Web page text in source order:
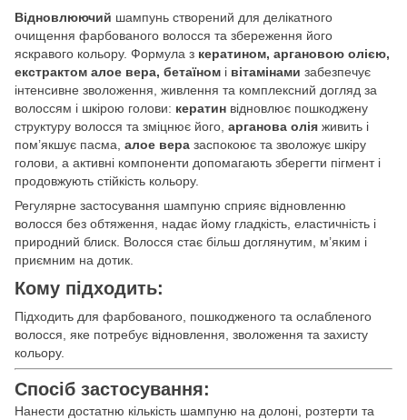
Відновлюючий шампунь створений для делікатного
очищення фарбованого волосся та збереження його
яскравого кольору. Формула з кератином, аргановою олією,
екстрактом алое вера, бетаїном і вітамінами забезпечує
інтенсивне зволоження, живлення та комплексний догляд за
волоссям і шкірою голови: кератин відновлює пошкоджену
структуру волосся та зміцнює його, арганова олія живить і
пом’якшує пасма, алое вера заспокоює та зволожує шкіру
голови, а активні компоненти допомагають зберегти пігмент і
продовжують стійкість кольору.
Регулярне застосування шампуню сприяє відновленню
волосся без обтяження, надає йому гладкість, еластичність і
природний блиск. Волосся стає більш доглянутим, м’яким і
приємним на дотик.
Кому підходить:
Підходить для фарбованого, пошкодженого та ослабленого
волосся, яке потребує відновлення, зволоження та захисту
кольору.
Спосіб застосування:
Нанести достатню кількість шампуню на долоні, розтерти та